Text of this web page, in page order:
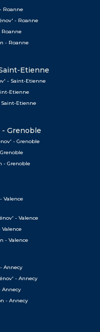
Roanne
- Roanne
Roanne
- Roanne
Etienne
- Saint-Etienne
Etienne
Etienne
Grenoble
- Grenoble
- Grenoble
Valence
- Valence
- Valence
Annecy
- Annecy
Annecy
- Annecy